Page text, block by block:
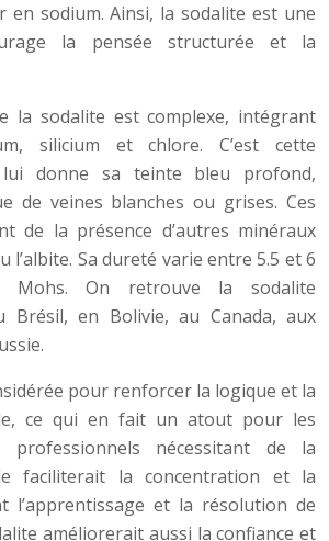
en sodium. Ainsi, la sodalite est une
la pensée structurée et la
la sodalite est complexe, intégrant
silicium et chlore. C’est cette
donne sa teinte bleu profond,
de veines blanches ou grises. Ces
de la présence d’autres minéraux
l’albite. Sa dureté varie entre 5.5 et 6
Mohs. On retrouve la sodalite
Brésil, en Bolivie, au Canada, aux
pour renforcer la logique et la
ce qui en fait un atout pour les
nécessitant de la
faciliterait la concentration et la
l’apprentissage et la résolution de
améliorerait aussi la confiance et